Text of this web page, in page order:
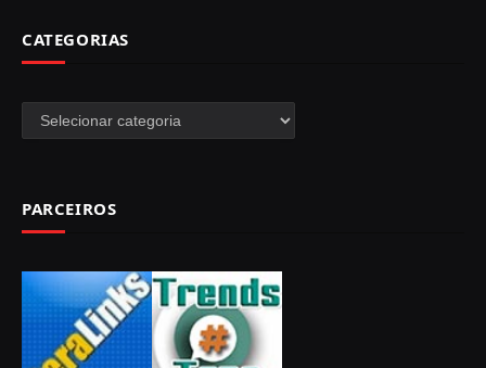
CATEGORIAS
Categorias
PARCEIROS